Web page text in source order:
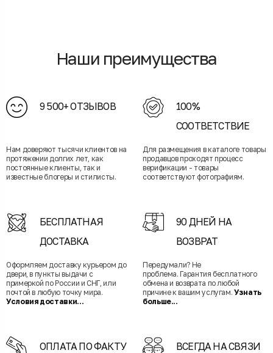
Наши преимущества
9 500+ ОТЗЫВОВ
Нам доверяют тысячи клиентов на
протяжении долгих лет, как
постоянные клиенты, так и
известные блогеры и стилисты.
100%
СООТВЕТСТВИЕ
Для размещения в каталоге товары
продавцов проходят процесс
верификации - товары
соответствуют фотографиям.
БЕСПЛАТНАЯ
ДОСТАВКА
Оформляем доставку курьером до
двери, в пункты выдачи с
примеркой по России и СНГ, или
почтой в любую точку мира.
Условия доставки...
90 ДНЕЙ НА
ВОЗВРАТ
Передумали? Не
проблема. Гарантия бесплатного
обмена и возврата по любой
причине к вашим услугам. Узнать
больше...
ОПЛАТА ПО ФАКТУ ВСЕГДА НА СВЯЗИ